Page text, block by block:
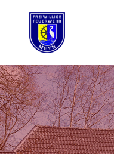
springen
Moin
Highlights
Einsätze